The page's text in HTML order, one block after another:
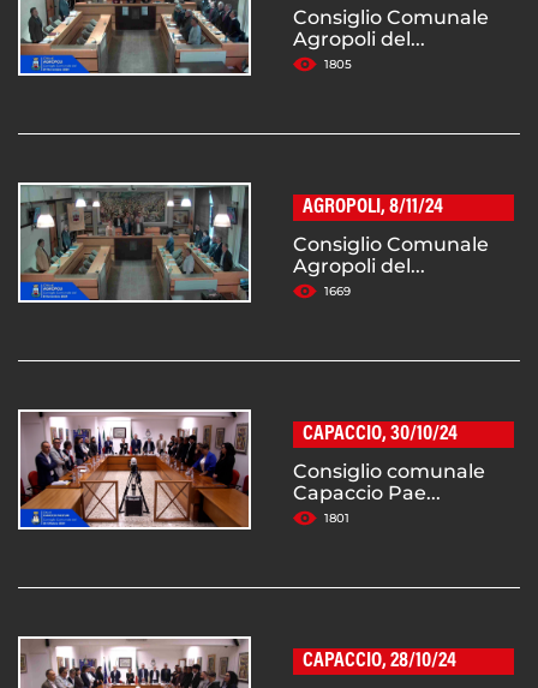
Consiglio Comunale
Agropoli del...
1805
AGROPOLI, 8/11/24
Consiglio Comunale
Agropoli del...
1669
CAPACCIO, 30/10/24
Consiglio comunale
Capaccio Pae...
1801
CAPACCIO, 28/10/24